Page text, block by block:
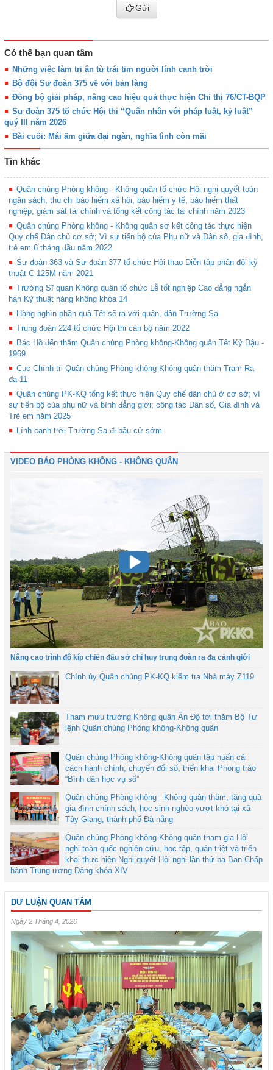
Gửi
Có thể bạn quan tâm
Những việc làm tri ân từ trái tim người lính canh trời
Bộ đội Sư đoàn 375 về với bản làng
Đồng bộ giải pháp, nâng cao hiệu quả thực hiện Chỉ thị 76/CT-BQP
Sư đoàn 375 tổ chức Hội thi “Quân nhân với pháp luật, kỷ luật”
quý III năm 2026
Bài cuối: Mái ấm giữa đại ngàn, nghĩa tình còn mãi
Tin khác
Quân chủng Phòng không - Không quân tổ chức Hội nghị quyết toán
ngân sách, thu chi bảo hiểm xã hội, bảo hiểm y tế, bảo hiểm thất
nghiệp, giám sát tài chính và tổng kết công tác tài chính năm 2023
Quân chủng Phòng không - Không quân sơ kết công tác thực hiện
Quy chế Dân chủ cơ sở; Vì sự tiến bộ của Phụ nữ và Dân số, gia đình,
trẻ em 6 tháng đầu năm 2022
Sư đoàn 363 và Sư đoàn 377 tổ chức Hội thao Diễn tập phân đội kỹ
thuật C-125M năm 2021
Trường Sĩ quan Không quân tổ chức Lễ tốt nghiệp Cao đẳng ngắn
hạn Kỹ thuật hàng không khóa 14
Hàng nghìn phần quà Tết sẽ ra với quân, dân Trường Sa
Trung đoàn 224 tổ chức Hội thi cán bộ năm 2022
Bác Hồ đến thăm Quân chủng Phòng không-Không quân Tết Kỷ Dậu -
1969
Cục Chính trị Quân chủng Phòng không-Không quân thăm Trạm Ra
đa 11
Quân chủng PK-KQ tổng kết thực hiện Quy chế dân chủ ở cơ sở; vì
sự tiến bộ của phụ nữ và bình đẳng giới; công tác Dân số, Gia đình và
Trẻ em năm 2025
Lính canh trời Trường Sa đi bầu cử sớm
VIDEO BÁO PHÒNG KHÔNG - KHÔNG QUÂN
Nâng cao trình độ kíp chiến đấu sở chỉ huy trung đoàn ra đa cảnh giới
Chính ủy Quân chủng PK-KQ kiểm tra Nhà máy Z119
Tham mưu trưởng Không quân Ấn Độ tới thăm Bộ Tư
lệnh Quân chủng Phòng không-Không quân
Quân chủng Phòng không-Không quân tập huấn cải
cách hành chính, chuyển đổi số, triển khai Phong trào
“Bình dân học vụ số”
Quân chủng Phòng không - Không quân thăm, tặng quà
gia đình chính sách, học sinh nghèo vượt khó tại xã
Tây Giang, thành phố Đà nẵng
Quân chủng Phòng không-Không quân tham gia Hội
nghị toàn quốc nghiên cứu, học tập, quán triệt và triển
khai thực hiện Nghị quyết Hội nghị lần thứ ba Ban Chấp
hành Trung ương Đảng khóa XIV
DƯ LUẬN QUAN TÂM
Ngày 2 Tháng 4, 2026